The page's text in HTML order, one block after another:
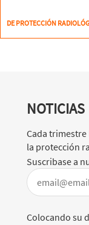
DE PROTECCIÓN
NOTICIAS
Cada trimestre
la protección
Suscribase a
Colocando su